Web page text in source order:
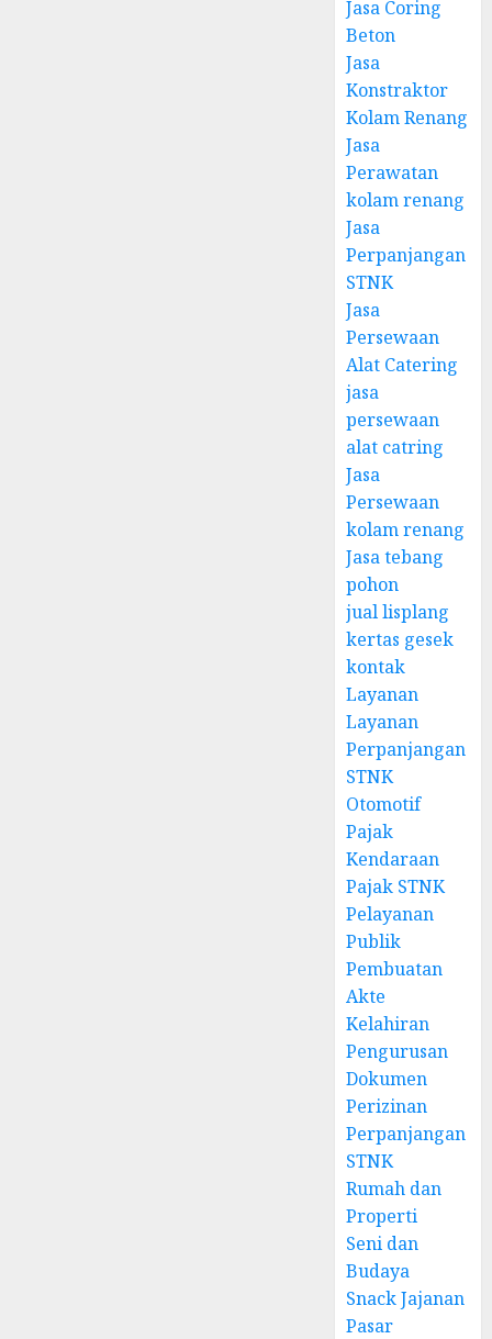
Jasa Coring
Beton
Jasa
Konstraktor
Kolam Renang
Jasa
Perawatan
kolam renang
Jasa
Perpanjangan
STNK
Jasa
Persewaan
Alat Catering
jasa
persewaan
alat catring
Jasa
Persewaan
kolam renang
Jasa tebang
pohon
jual lisplang
kertas gesek
kontak
Layanan
Layanan
Perpanjangan
STNK
Otomotif
Pajak
Kendaraan
Pajak STNK
Pelayanan
Publik
Pembuatan
Akte
Kelahiran
Pengurusan
Dokumen
Perizinan
Perpanjangan
STNK
Rumah dan
Properti
Seni dan
Budaya
Snack Jajanan
Pasar